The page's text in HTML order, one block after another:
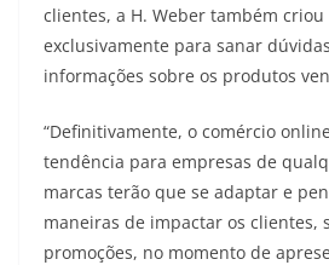
clientes, a H. Weber também
exclusivamente para sanar
informações sobre os produtos
“Definitivamente, o comércio
tendência para empresas de
marcas terão que se adaptar e
maneiras de impactar os clientes,
promoções, no momento de